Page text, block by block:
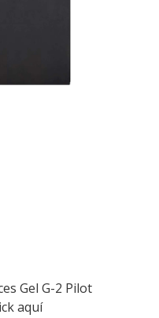
Gel G-2 Pilot
aquí